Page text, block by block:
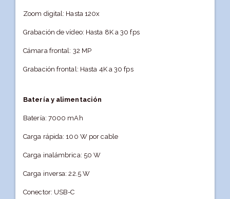
Zoom digital: Hasta 120x
Grabación de vídeo: Hasta 8K a 30 fps
Cámara frontal: 32 MP
Grabación frontal: Hasta 4K a 30 fps
Batería y alimentación
Batería: 7000 mAh
Carga rápida: 100 W por cable
Carga inalámbrica: 50 W
Carga inversa: 22.5 W
Conector: USB-C